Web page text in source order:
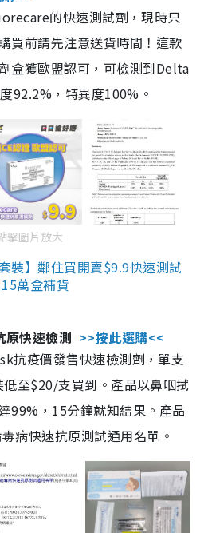
的快速測試劑，現時只
買前請先注意送貨時間！這款
盒獲歐盟認可，可檢測到Delta
92.2%，特異度100%。
擊圖片放大
裝】鄰住買開賣$9.9快速測試
萬盒補貨
原快速檢測 >>按此選購<<
抗疫價發售快速檢測劑，單支
至$20/支買到。產品以鼻咽拭
99%，15分鐘就知結果。產品
病快速抗原測試通用名單。